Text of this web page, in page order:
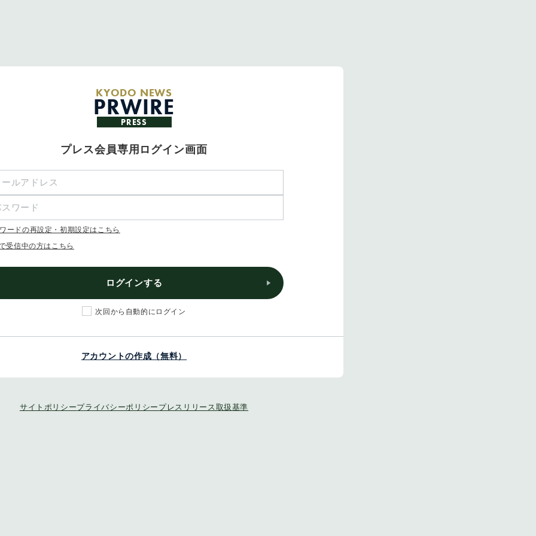
KYODO NEWS
PRWIRE
PRESS
プレス会員専用ログイン画面
ードの再設定・初期設定はこちら
受信中の方はこちら
ログインする
次回から自動的にログイン
アカウントの作成（無料）
サイトポリシープライバシーポリシー プレスリリース取扱基準